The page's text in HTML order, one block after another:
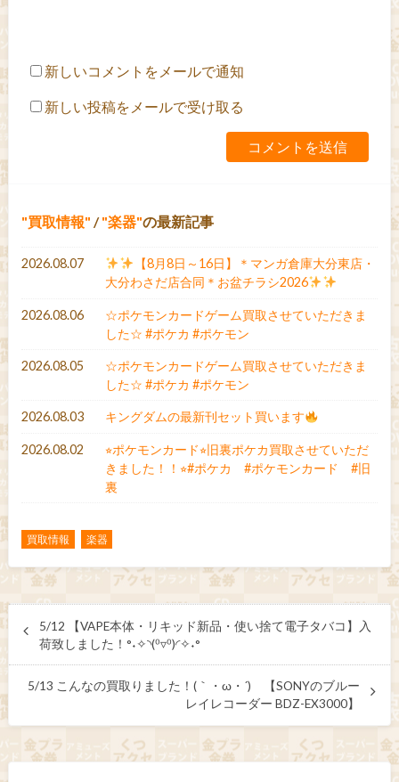
新しいコメントをメールで通知
新しい投稿をメールで受け取る
買取情報 / 楽器 の最新記事
2026.08.07
【8月8日～16日】＊マンガ倉庫大分東店・
大分わさだ店合同＊お盆チラシ2026
2026.08.06
☆ポケモンカードゲーム買取させていただきま
した☆ #ポケカ #ポケモン
2026.08.05
☆ポケモンカードゲーム買取させていただきま
した☆ #ポケカ #ポケモン
2026.08.03 キングダムの最新刊セット買います
2026.08.02
⭐︎ポケモンカード⭐︎旧裏ポケカ買取させていただ
きました！！⭐︎#ポケカ #ポケモンカード #旧
裏
買取情報 楽器
5/12 【VAPE本体・リキッド新品・使い捨て電子タバコ】入
荷致しました！°˖✧◝(⁰▿⁰)◜✧˖°
5/13 こんなの買取りました！(｀・ω・´)ゞ【SONYのブルー
レイレコーダー BDZ-EX3000】